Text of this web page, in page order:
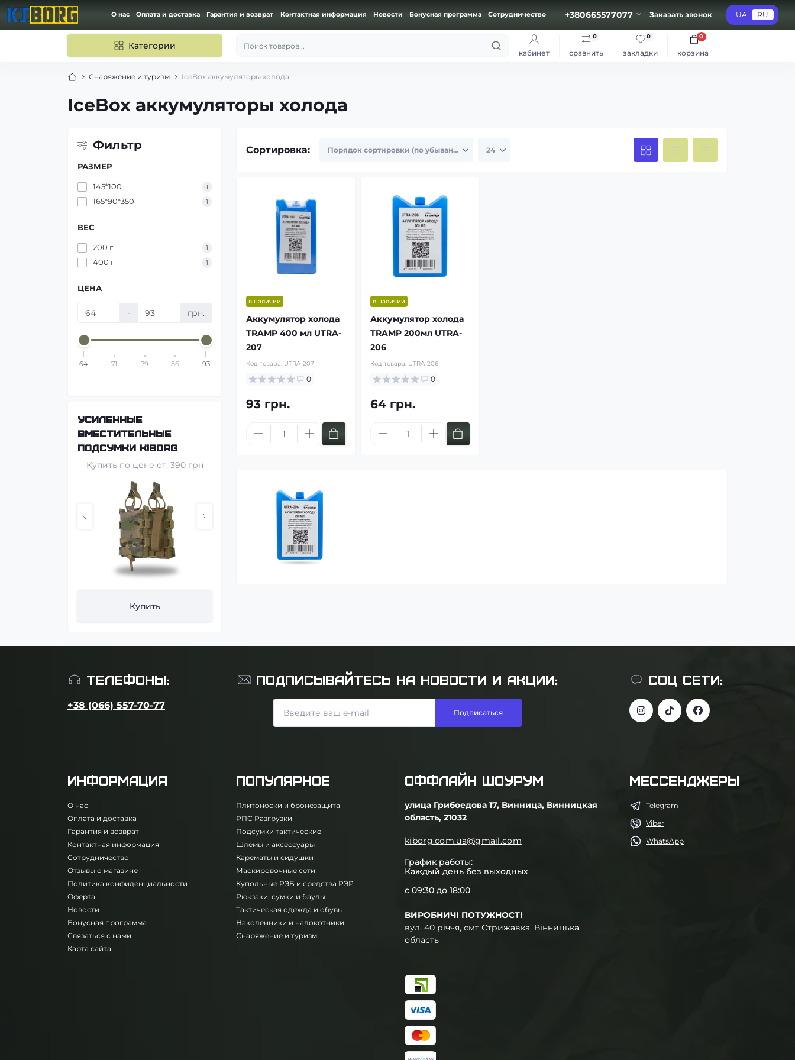
О нас Оплата и доставка Гарантия и возврат Контактная информация Новости Бонусная программа Сотрудничество +380665577077 Заказать звонок UA RU
Категории
Поиск товаров...
кабинет
сравнить
0
закладки
0
корзина
0
Снаряжение и туризм IceBox аккумуляторы холода
IceBox аккумуляторы холода
Фильтр
РАЗМЕР
145*100 1
165*90*350 1
ВЕС
200 г 1
400 г 1
ЦЕНА
- грн.
64 71 79 86 93
Усиленные
вместительные
подсумки KIBORG
Купить по цене от: 390 грн
Купить
штурмовые рюкзаки
баллистические
бронепакеты Militex
Сортировка:
в наличии
Аккумулятор холода
TRAMP 400 мл UTRA-
207
Код товара: UTRA-207
0
93 грн.
в наличии
Аккумулятор холода
TRAMP 200мл UTRA-
206
Код товара: UTRA-206
0
64 грн.
ТЕЛЕФОНЫ:
+38 (066) 557-70-77
СОЦ СЕТИ:
ПОДПИСЫВАЙТЕСЬ НА НОВОСТИ И АКЦИИ:
Подписаться
ИНФОРМАЦИЯ
О нас
Оплата и доставка
Гарантия и возврат
Контактная информация
Сотрудничество
Отзывы о магазине
Политика конфиденциальности
Оферта
Новости
Бонусная программа
Связаться с нами
Карта сайта
ПОПУЛЯРНОЕ
Плитоноски и бронезащита
РПС Разгрузки
Подсумки тактические
Шлемы и аксессуары
Карематы и сидушки
Маскировочные сети
Купольные РЭБ и средства РЭР
Рюкзаки, сумки и баулы
Тактическая одежда и обувь
Наколенники и налокотники
Снаряжение и туризм
ОФФЛАЙН ШОУРУМ
улица Грибоедова 17, Винница, Винницкая
область, 21032
kiborg.com.ua@gmail.com
График работы:
Каждый день без выходных
с 09:30 до 18:00
ВИРОБНИЧІ ПОТУЖНОСТІ
вул. 40 річчя, смт Стрижавка, Вінницька
область
МЕССЕНДЖЕРЫ
Telegram
Viber
WhatsApp